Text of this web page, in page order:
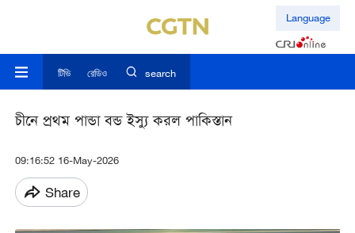
Language
টিভি রেডিও search
চীনে প্রথম পান্ডা বন্ড ইস্যু করল পাকিস্তান
09:16:52 16-May-2026
Share